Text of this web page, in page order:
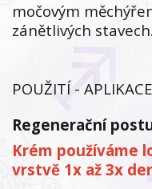
močovým
zánětlivých stavech.
POUŽITÍ - APLIKACE
Regenerační
Krém používáme
vrstvě 1x až 3x